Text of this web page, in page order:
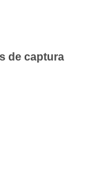
de captura